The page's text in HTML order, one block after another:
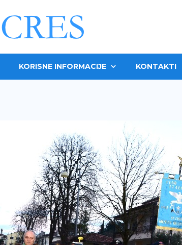
KORISNE INFORMACIJE KONTAKTI